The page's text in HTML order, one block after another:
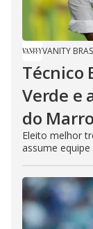
VANITY
Técnico
Verde e
do
Eleito melhor
assume